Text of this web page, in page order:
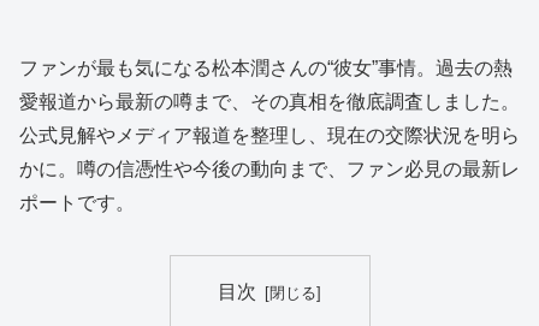
ファンが最も気になる松本潤さんの“彼女”事情。過去の熱
愛報道から最新の噂まで、その真相を徹底調査しました。
公式見解やメディア報道を整理し、現在の交際状況を明ら
かに。噂の信憑性や今後の動向まで、ファン必見の最新レ
ポートです。
目次